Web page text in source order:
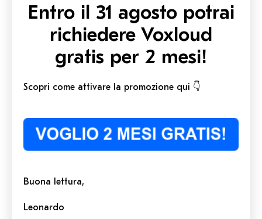
Entro il 31 agosto potrai
richiedere Voxloud
gratis per 2 mesi!
Scopri come attivare la promozione qui 👇
Buona lettura,
Leonardo